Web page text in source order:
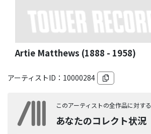
Artie Matthews (1888 - 1958)
アーティストID： 10000284
このアーティストの全作品に対する
あなたのコレクト状況